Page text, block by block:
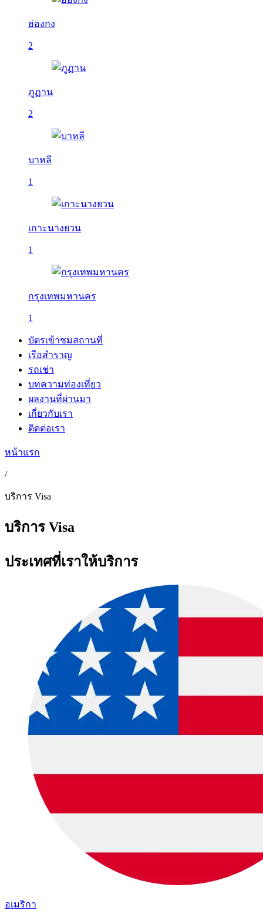
ฮ่องกง
2
ภูฏาน
2
บาหลี
1
เกาะนางยวน
1
กรุงเทพมหานคร
1
บัตรเข้าชมสถานที่
เรือสำราญ
รถเช่า
บทความท่องเที่ยว
ผลงานที่ผ่านมา
เกี่ยวกับเรา
ติดต่อเรา
หน้าแรก
/
บริการ Visa
บริการ Visa
ประเทศที่เราให้บริการ
อเมริกา